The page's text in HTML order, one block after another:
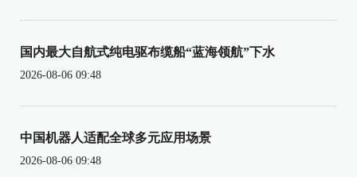
国内最大自航式纯电驱布缆船“蓝海领航”下水
2026-08-06 09:48
中国机器人适配全球多元应用场景
2026-08-06 09:48